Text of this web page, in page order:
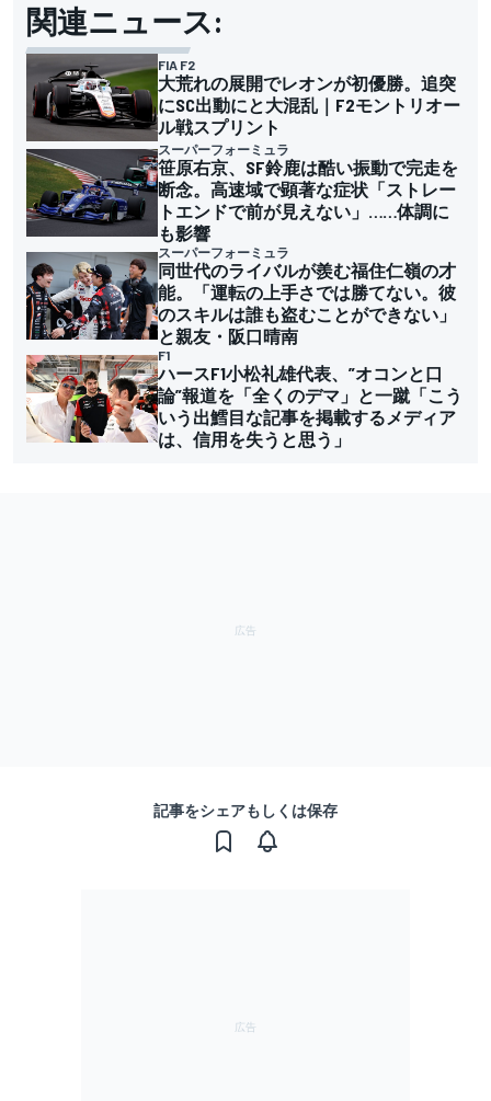
関連ニュース:
FIA F2
大荒れの展開でレオンが初優勝。追突
にSC出動にと大混乱｜F2モントリオー
ル戦スプリント
スーパーフォーミュラ
笹原右京、SF鈴鹿は酷い振動で完走を
断念。高速域で顕著な症状「ストレー
トエンドで前が見えない」……体調に
も影響
スーパーフォーミュラ
同世代のライバルが羨む福住仁嶺の才
能。「運転の上手さでは勝てない。彼
のスキルは誰も盗むことができない」
と親友・阪口晴南
F1
ハースF1小松礼雄代表、”オコンと口
論”報道を「全くのデマ」と一蹴「こう
いう出鱈目な記事を掲載するメディア
は、信用を失うと思う」
記事をシェアもしくは保存